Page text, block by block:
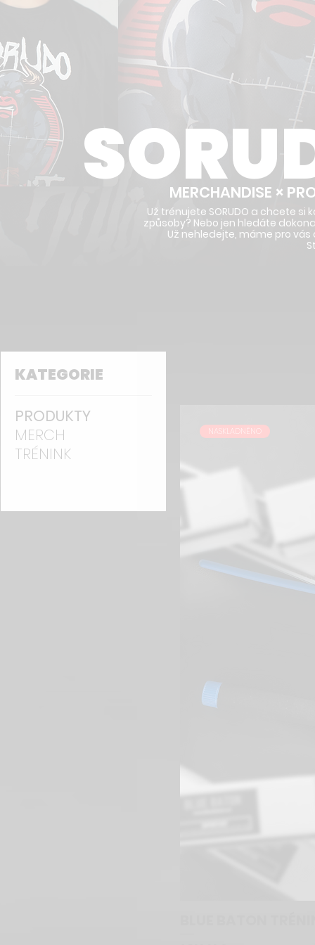
MERCHANDISE ×
Už trénujete SORUDO a chcete si
způsoby? Nebo jen hledáte
Už nehledejte, máme pro
KATEGORIE
PRODUKTY
MERCH
TRÉNINK
NASKLADNĚNO